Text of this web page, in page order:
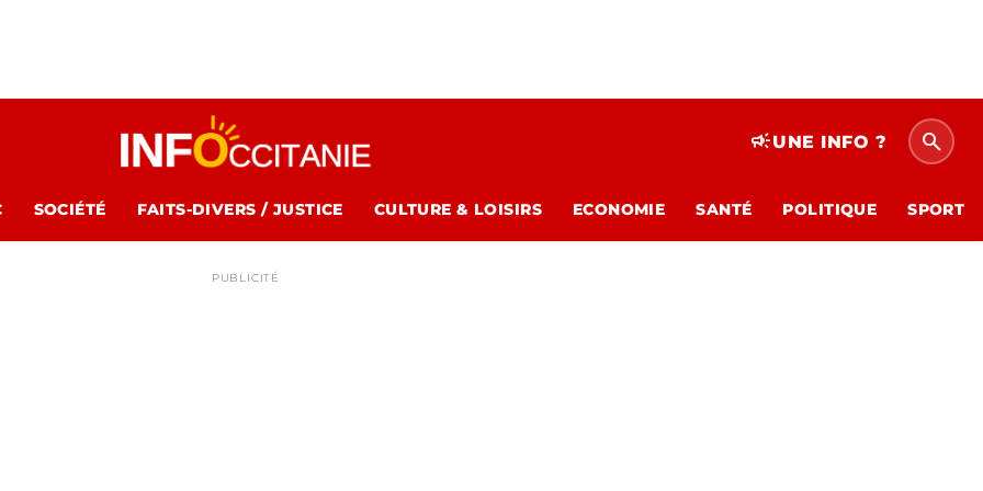
campaignUNE INFO ? search
SOCIÉTÉ FAITS-DIVERS / JUSTICE CULTURE & LOISIRS ECONOMIE SANTÉ POLITIQUE SPORT
PUBLICITÉ